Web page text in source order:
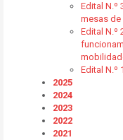
Edital N.º
mesas
Edital N.º
Edital N.º
2025
2024
2023
2022
2021